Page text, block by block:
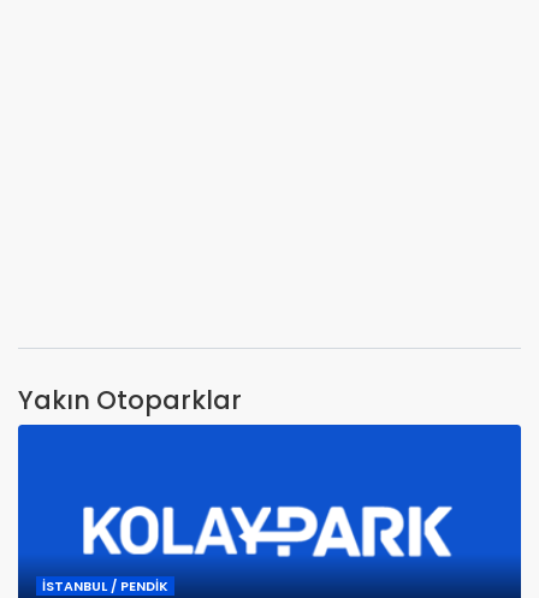
Yakın Otoparklar
İSTANBUL / PENDİK